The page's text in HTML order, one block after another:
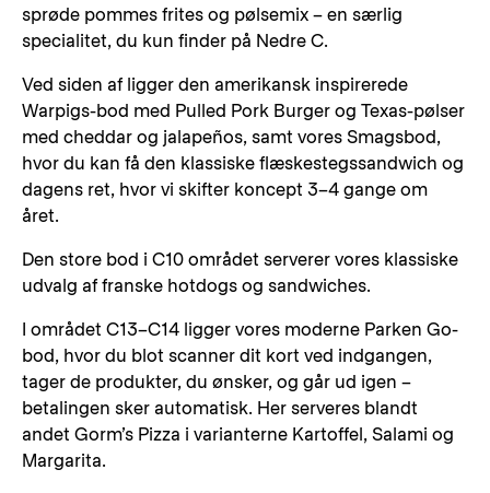
sprøde pommes frites og pølsemix – en særlig
specialitet, du kun finder på Nedre C.
Ved siden af ligger den amerikansk inspirerede
Warpigs-bod med Pulled Pork Burger og Texas-pølser
med cheddar og jalapeños, samt vores Smagsbod,
hvor du kan få den klassiske flæskestegssandwich og
dagens ret, hvor vi skifter koncept 3–4 gange om
året.
Den store bod i C10 området serverer vores klassiske
udvalg af franske hotdogs og sandwiches.
I området C13–C14 ligger vores moderne Parken Go-
bod, hvor du blot scanner dit kort ved indgangen,
tager de produkter, du ønsker, og går ud igen –
betalingen sker automatisk. Her serveres blandt
andet Gorm’s Pizza i varianterne Kartoffel, Salami og
Margarita.